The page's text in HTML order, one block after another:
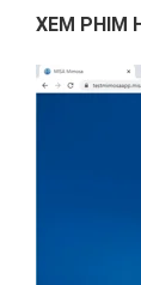
XEM PHIM